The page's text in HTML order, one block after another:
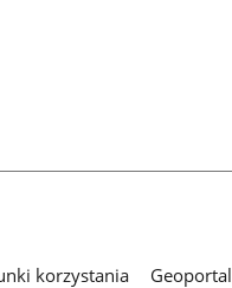
korzystania Geoportal